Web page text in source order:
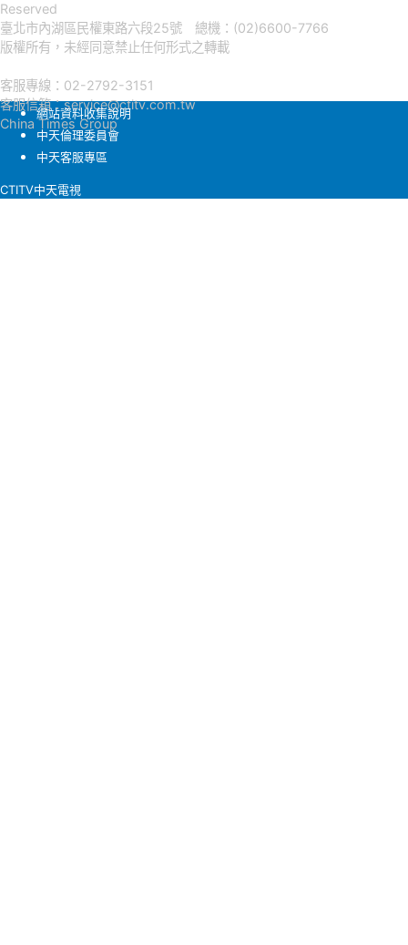
Reserved
臺北市內湖區民權東路六段25號 總機：(02)6600-7766
版權所有，未經同意禁止任何形式之轉載
客服專線：02-2792-3151
客服信箱：service@ctitv.com.tw
China Times Group
網站資料收集說明
中天倫理委員會
中天客服專區
CTITV中天電視